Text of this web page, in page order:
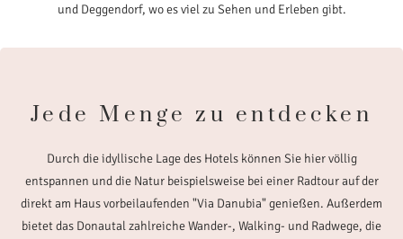
und Deggendorf, wo es viel zu Sehen und Erleben gibt.
Jede Menge zu entdecken
Durch die idyllische Lage des Hotels können Sie hier völlig
entspannen und die Natur beispielsweise bei einer Radtour auf der
direkt am Haus vorbeilaufenden "Via Danubia" genießen. Außerdem
bietet das Donautal zahlreiche Wander-, Walking- und Radwege, die